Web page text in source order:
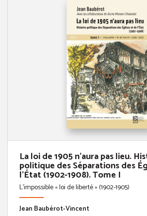
La loi de 1905 n'aura pas lieu.
politique des Séparations des
l'État (1902-1908). Tome I
L'impossible « loi de liberté » (1902-1905)
Jean Baubérot-Vincent